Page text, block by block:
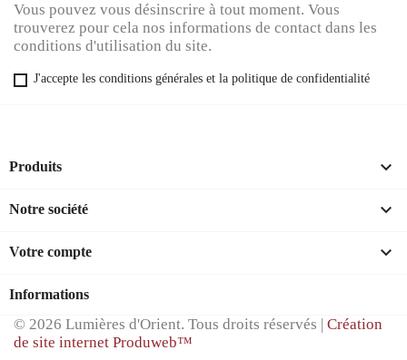
Vous pouvez vous désinscrire à tout moment. Vous
trouverez pour cela nos informations de contact dans les
conditions d'utilisation du site.
J'accepte les conditions générales et la politique de confidentialité
Produits 
Notre société 
Votre compte 
Informations
© 2026 Lumières d'Orient. Tous droits réservés | Création
de site internet Produweb™